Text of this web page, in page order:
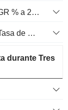
Flujo de Caja Libre Apalancado, CAGR % a 2 años
Flujo de Caja Libre No Endeudado, Tasa de Crecimiento Anual Compuesta de 2 Años %
durante Tres